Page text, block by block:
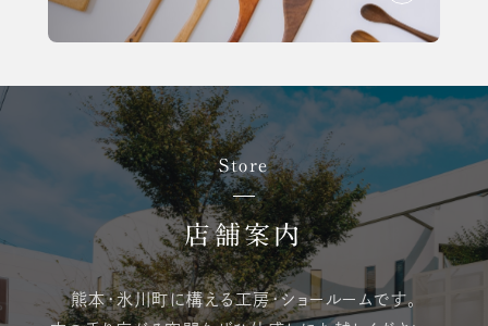
Store
店舗案内
熊本・氷川町に構える工房・ショールームです。